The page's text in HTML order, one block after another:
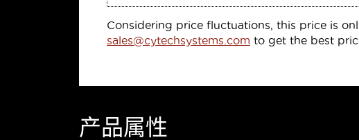
Considering price fluctuations, this price is
sales@cytechsystems.com to get the best
产品属性